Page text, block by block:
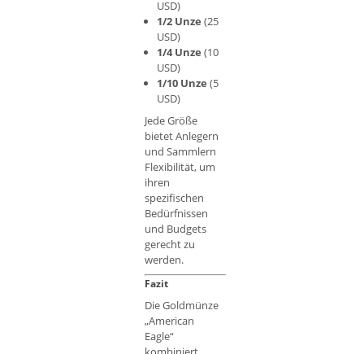
USD)
1/2 Unze (25
USD)
1/4 Unze (10
USD)
1/10 Unze (5
USD)
Jede Größe
bietet Anlegern
und Sammlern
Flexibilität, um
ihren
spezifischen
Bedürfnissen
und Budgets
gerecht zu
werden.
Fazit
Die Goldmünze
„American
Eagle“